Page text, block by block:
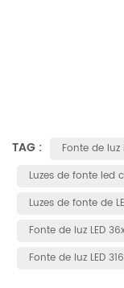
TAG :
Fonte de luz
Luzes de fonte led
Luzes de fonte de
Fonte de luz LED
Fonte de luz LED